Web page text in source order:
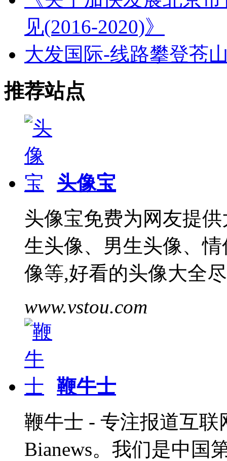
见(2016-2020)》
大发国际-线路攀登苍
推荐站点
头像宝
头像宝免费为网友提
生头像、男生头像、
像等,好看的头像大全
www.vstou.com
鞭牛士
鞭牛士 - 专注报道互联
Bianews。我们是中国